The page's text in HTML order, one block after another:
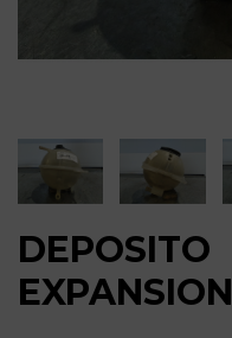
DEPOSITO
EXPANSION